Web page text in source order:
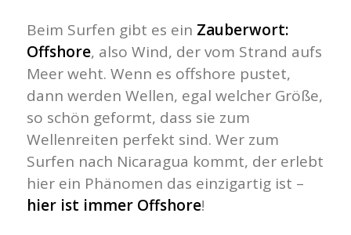
Beim Surfen gibt es ein Zauberwort:
Offshore, also Wind, der vom Strand aufs
Meer weht. Wenn es offshore pustet,
dann werden Wellen, egal welcher Größe,
so schön geformt, dass sie zum
Wellenreiten perfekt sind. Wer zum
Surfen nach Nicaragua kommt, der erlebt
hier ein Phänomen das einzigartig ist –
hier ist immer Offshore!